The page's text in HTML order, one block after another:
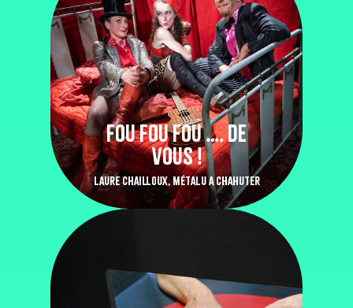
FOU FOU FOU …. DE
VOUS !
LAURE CHAILLOUX, MÉTALU A CHAHUTER